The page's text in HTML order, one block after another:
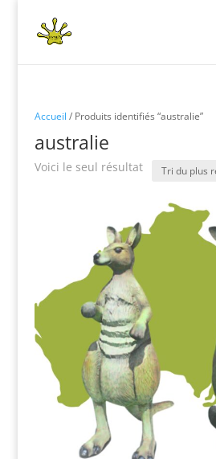
Accueil / Produits identifiés “australie”
australie
Voici le seul résultat